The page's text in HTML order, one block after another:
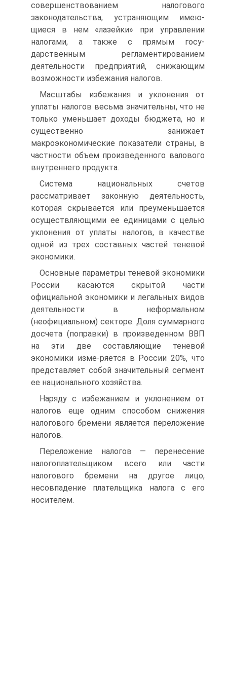
совершенствованием налогового
законодательства, устраняющим имею-
щиеся в нем «лазейки» при управлении
налогами, а также с прямым госу-
дарственным регламентированием
деятельности предприятий, снижающим
возможности избежания налогов.
Масштабы избежания и уклонения от
уплаты налогов весьма значительны, что не
только уменьшает доходы бюджета, но и
существенно занижает
макроэкономические показатели страны, в
частности объем произведенного валового
внутреннего продукта.
Система национальных счетов
рассматривает законную деятельность,
которая скрывается или преуменьшается
осуществляющими ее единицами с целью
уклонения от уплаты налогов, в качестве
одной из трех составных частей теневой
экономики.
Основные параметры теневой экономики
России касаются скрытой части
официальной экономики и легальных видов
деятельности в неформальном
(неофициальном) секторе. Доля суммарного
досчета (поправки) в произведенном ВВП
на эти две составляющие теневой
экономики изме-ряется в России 20%, что
представляет собой значительный сегмент
ее национального хозяйства.
Наряду с избежанием и уклонением от
налогов еще одним способом снижения
налогового бремени является переложение
налогов.
Переложение налогов — перенесение
налогоплательщиком всего или части
налогового бремени на другое лицо,
несовпадение плательщика налога с его
носителем.